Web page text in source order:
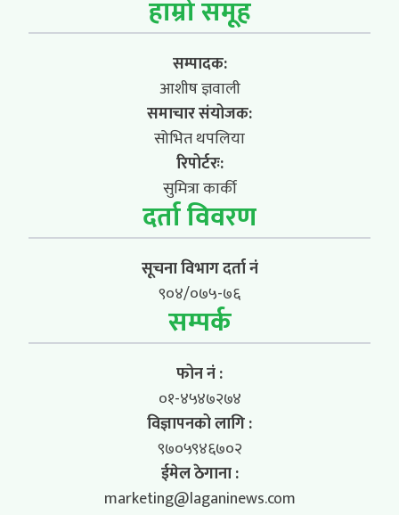
हाम्रो समूह
सम्पादक:
आशीष ज्ञवाली
समाचार संयोजक:
सोभित थपलिया
रिपोर्टरः:
सुमित्रा कार्की
दर्ता विवरण
सूचना विभाग दर्ता नं
९०४/०७५-७६
सम्पर्क
फोन नं :
०१-४५४७२७४
विज्ञापनको लागि :
९७०५९४६७०२
ईमेल ठेगाना :
marketing@laganinews.com